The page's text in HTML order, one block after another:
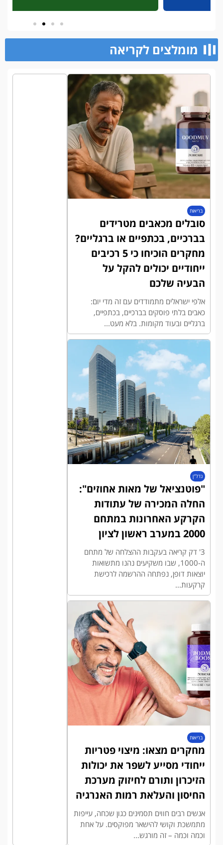
מומלצים לקריאה​
בריאות
סובלים מכאבים מטרידים
בברכיים, בכתפיים או ברגליים?
מחקרים הוכיחו כי 5 רכיבים
ייחודיים יכולים להקל על
הבעיה שלכם
אלפי ישראלים מתמודדים עם זה מדי יום:
כאבים בלתי פוסקים בברכיים, בכתפיים,
ברגליים ובעוד מקומות. בלא מעט...
נדל"ן
"פוטנציאל של מאות אחוזים":
החלה המכירה של עתודות
הקרקע האחרונות במתחם
2000 במערב ראשון לציון
3' דק קריאה בעקבות ההצלחה של מתחם
ה-1000, שבו משקיעים נהנו מתשואות
יוצאות דופן, נפתחה ההרשמה לרכישת
קרקעות...
בריאות
מחקרים מצאו: מיצוי פטריות
ייחודי מסייע לשפר את יכולות
הזיכרון ותורם לחיזוק מערכת
החיסון והעלאת רמות האנרגיה
אנשים רבים חווים תסמינים כגון שכחה, עייפות
מתמשכת וקושי להישאר מפוקסים. על אחת
וכמה וכמה – זה מורגש...